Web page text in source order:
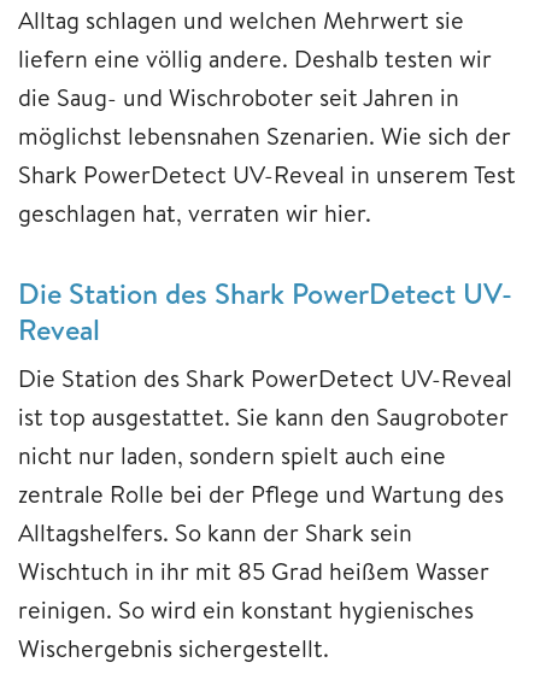
Alltag schlagen und welchen Mehrwert sie
liefern eine völlig andere. Deshalb testen wir
die Saug- und Wischroboter seit Jahren in
möglichst lebensnahen Szenarien. Wie sich der
Shark PowerDetect UV-Reveal in unserem Test
geschlagen hat, verraten wir hier.
Die Station des Shark PowerDetect UV-
Reveal
Die Station des Shark PowerDetect UV-Reveal
ist top ausgestattet. Sie kann den Saugroboter
nicht nur laden, sondern spielt auch eine
zentrale Rolle bei der Pflege und Wartung des
Alltagshelfers. So kann der Shark sein
Wischtuch in ihr mit 85 Grad heißem Wasser
reinigen. So wird ein konstant hygienisches
Wischergebnis sichergestellt.